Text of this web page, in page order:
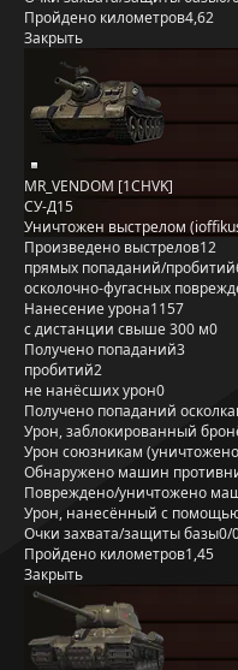
Пройдено километров4,62
Закрыть
MR_VENDOM [1CHVK]
СУ-Д15
Уничтожен выстрелом
Произведено выстрелов12
прямых попаданий/пробитий
осколочно-фугасных
Нанесение урона1157
с дистанции свыше 300 м0
Получено попаданий3
пробитий2
не нанёсших урон0
Получено попаданий
Урон, заблокированный
Урон союзникам
Обнаружено машин
Повреждено/уничтожено
Урон, нанесённый с
Очки захвата/защиты базы0/
Пройдено километров1,45
Закрыть